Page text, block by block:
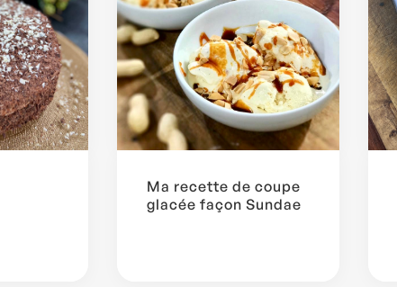
Ma recette de coupe
glacée façon Sundae